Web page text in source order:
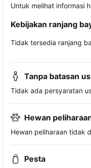
Untuk melihat informasi
Kebijakan ranjang
Tidak tersedia ranjang
Tanpa batasan
Tidak ada persyaratan
Hewan
Hewan peliharaan tidak
Pesta